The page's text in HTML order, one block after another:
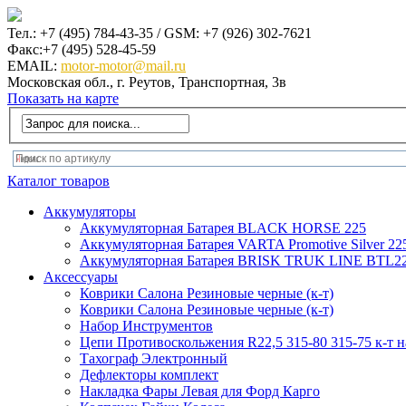
Тел.: +7 (495) 784-43-35 / GSM: +7 (926) 302-7621
Факс:+7 (495) 528-45-59
EMAIL: motor-motor@mail.ru
Московская обл., г. Реутов, Транспортная, 3в
Показать на карте
Каталог товаров
Аккумуляторы
Аккумуляторная Батарея BLACK HORSE 225
Аккумуляторная Батарея VARTA Promotive Silver
Аккумуляторная Батарея BRISK TRUK LINE
Аксеcсуары
Коврики Салона Резиновые черные (к-т)
Коврики Салона Резиновые черные (к-т)
Набор Инструментов
Цепи Противоскольжения R22,5 315-80 315-75 к-т
Тахограф Электронный
Дефлекторы комплект
Накладка Фары Левая для Форд Карго